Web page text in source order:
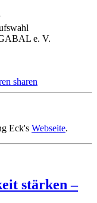
e. V.
sharen
Eck's Webseite.
stärken –